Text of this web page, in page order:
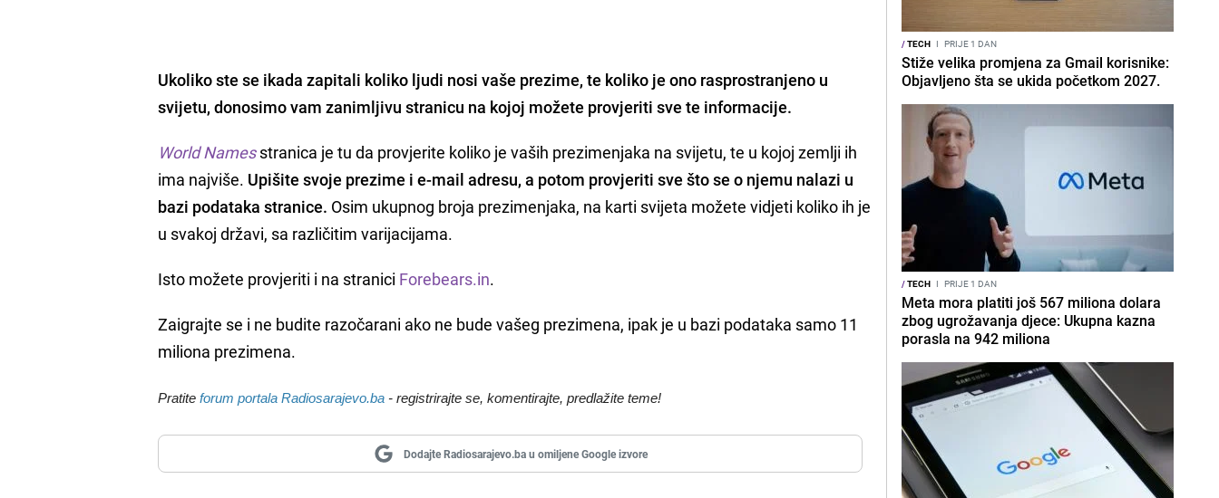
Ukoliko ste se ikada zapitali koliko ljudi nosi vaše prezime, te koliko je ono rasprostranjeno u
svijetu, donosimo vam zanimljivu stranicu na kojoj možete provjeriti sve te informacije.
World Namesstranica je tu da provjerite koliko je vaših prezimenjaka na svijetu, te u kojoj zemlji ih
ima najviše. Upišite svoje prezime i e-mail adresu, a potom provjeriti sve što se o njemu nalazi u
bazi podataka stranice. Osim ukupnog broja prezimenjaka, na karti svijeta možete vidjeti koliko ih je
u svakoj državi, sa različitim varijacijama.
Isto možete provjeriti i na stranici Forebears.in.
Zaigrajte se i ne budite razočarani ako ne bude vašeg prezimena, ipak je u bazi podataka samo 11
miliona prezimena.
Pratiteforum portala Radiosarajevo.ba - registrirajte se, komentirajte, predlažite teme!
Dodajte Radiosarajevo.ba u omiljene Google izvore
/TECH I PRIJE 1 DAN
Stiže velika promjena za Gmail korisnike:
Objavljeno šta se ukida početkom 2027.
/TECH I PRIJE 1 DAN
Meta mora platiti još 567 miliona dolara
zbog ugrožavanja djece: Ukupna kazna
porasla na 942 miliona